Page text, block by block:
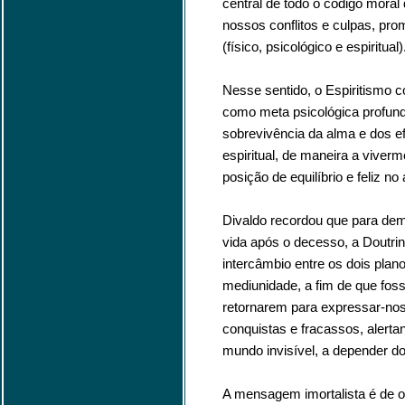
central de todo o código
nossos conflitos e culpas,
(físico, psicológico e
Nesse sentido, o Espiritismo
como meta psicológica
sobrevivência da alma e dos
espiritual, de maneira a
posição de equilíbrio e feliz no
Divaldo recordou que para
vida após o decesso, a
intercâmbio entre os dois
mediunidade, a fim de que
retornarem para expressar-
conquistas e fracassos,
mundo invisível, a depender
A mensagem imortalista é de